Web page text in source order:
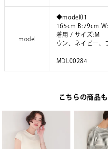
model
◆model01
165cm B:79cm
着用 / サイズ:M
ウン、ネイビー、
MDL00284
こちらの商品